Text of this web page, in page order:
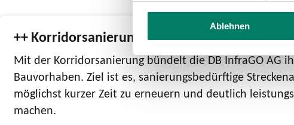
Ablehnen
++ Korridorsanierungen im Rheinland ++
Mit der Korridorsanierung bündelt die DB InfraGO AG
Bauvorhaben. Ziel ist es, sanierungsbedürftige
möglichst kurzer Zeit zu erneuern und deutlich
machen.